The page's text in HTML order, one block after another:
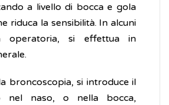
a livello di bocca e gola
riduca la sensibilità. In alcuni
operatoria, si effettua in
broncoscopia, si introduce il
nel naso, o nella bocca,